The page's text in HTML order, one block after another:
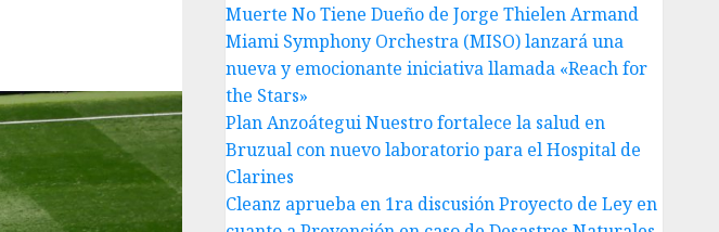
Muerte No Tiene Dueño de Jorge Thielen Armand
Miami Symphony Orchestra (MISO) lanzará una
nueva y emocionante iniciativa llamada «Reach for
the Stars»
Plan Anzoátegui Nuestro fortalece la salud en
Bruzual con nuevo laboratorio para el Hospital de
Clarines
Cleanz aprueba en 1ra discusión Proyecto de Ley en